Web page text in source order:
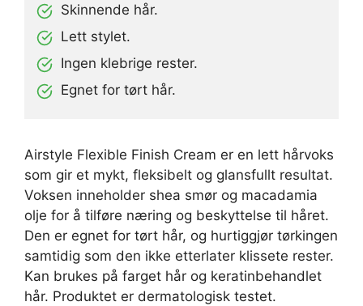
Skinnende hår.
Lett stylet.
Ingen klebrige rester.
Egnet for tørt hår.
Airstyle Flexible Finish Cream er en lett hårvoks
som gir et mykt, fleksibelt og glansfullt resultat.
Voksen inneholder shea smør og macadamia
olje for å tilføre næring og beskyttelse til håret.
Den er egnet for tørt hår, og hurtiggjør tørkingen
samtidig som den ikke etterlater klissete rester.
Kan brukes på farget hår og keratinbehandlet
hår. Produktet er dermatologisk testet.